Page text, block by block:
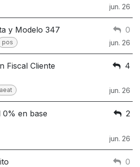
jun. 26
y Modelo 347
pos
0
jun. 26
Fiscal Cliente
aeat
4
jun. 26
0% en base
2
jun. 26
0